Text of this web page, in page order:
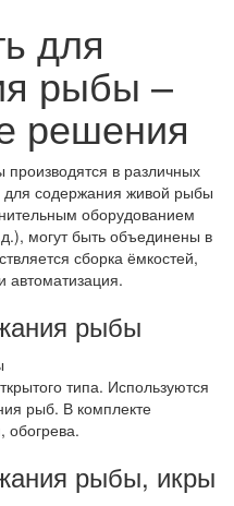
для
рыбы –
решения
в различных
для содержания живой рыбы
оборудованием
могут быть объединены в
сборка ёмкостей,
автоматизация.
рыбы
типа. Используются
рыб. В комплекте
обогрева.
рыбы, икры